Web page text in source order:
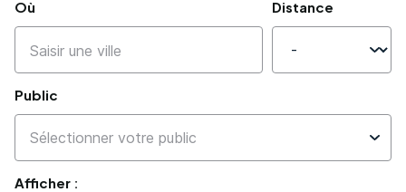
Où Distance
Public
Afficher :